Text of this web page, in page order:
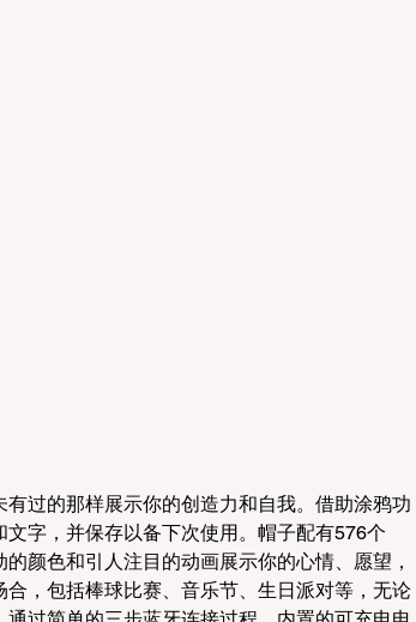
过的那样展示你的创造力和自我。借助涂鸦功
字，并保存以备下次使用。帽子配有576个
颜色和引人注目的动画展示你的心情、愿望，
，包括棒球比赛、音乐节、生日派对等，无论